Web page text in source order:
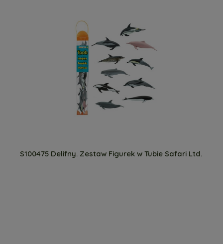
S100475 Delifny. Zestaw Figurek w Tubie Safari Ltd.